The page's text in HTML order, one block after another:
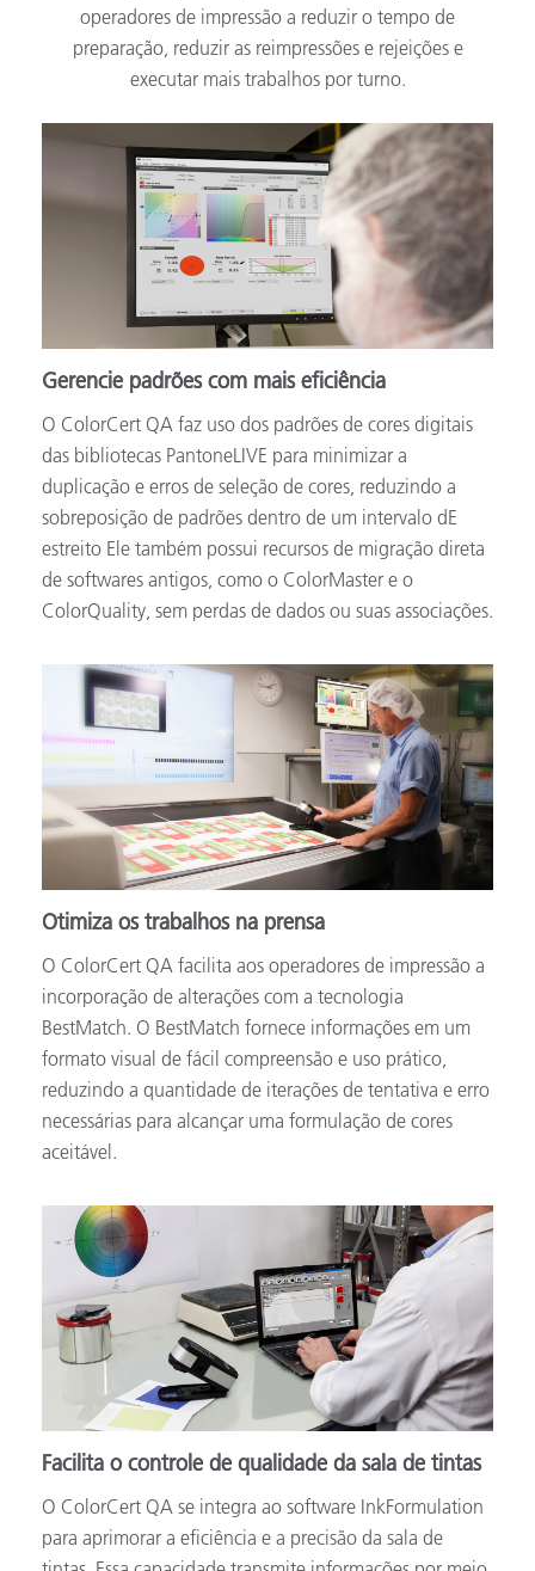
operadores de impressão a reduzir o tempo de
preparação, reduzir as reimpressões e rejeições e
executar mais trabalhos por turno.
Gerencie padrões com mais eficiência
O ColorCert QA faz uso dos padrões de cores digitais
das bibliotecas PantoneLIVE para minimizar a
duplicação e erros de seleção de cores, reduzindo a
sobreposição de padrões dentro de um intervalo dE
estreito Ele também possui recursos de migração direta
de softwares antigos, como o ColorMaster e o
ColorQuality, sem perdas de dados ou suas associações.
Otimiza os trabalhos na prensa
O ColorCert QA facilita aos operadores de impressão a
incorporação de alterações com a tecnologia
BestMatch. O BestMatch fornece informações em um
formato visual de fácil compreensão e uso prático,
reduzindo a quantidade de iterações de tentativa e erro
necessárias para alcançar uma formulação de cores
aceitável.
Facilita o controle de qualidade da sala de tintas
O ColorCert QA se integra ao software InkFormulation
para aprimorar a eficiência e a precisão da sala de